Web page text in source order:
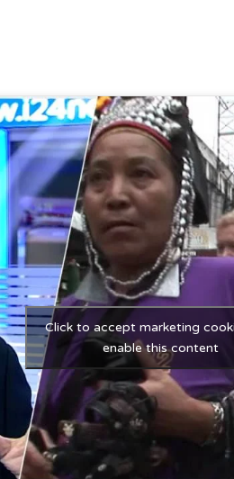
Click to accept marketing
enable this content